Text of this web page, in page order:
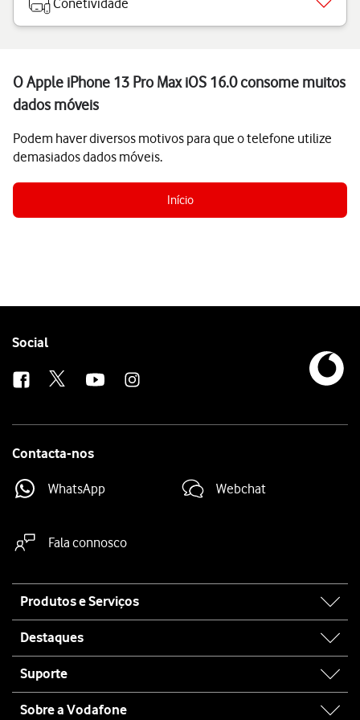
Conetividade
O Apple iPhone 13 Pro Max iOS 16.0 consome muitos
dados móveis
Podem haver diversos motivos para que o telefone utilize
demasiados dados móveis.
Início
Follow
Social
Contacta-nos
WhatsApp Webchat
Fala connosco
map
Produtos e Serviços
Destaques
Suporte
Sobre a Vodafone